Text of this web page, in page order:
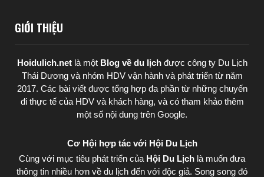
GIỚI THIỆU
Hoidulich.net là một Blog về du lịchđược công ty Du Lịch
Thái Dươngvà nhóm HDV vận hành và phát triển từ năm
2017. Các bài viết được tổng hợp đa phần từ những chuyến
đi thực tế của HDV và khách hàng, và có tham khảo thêm
một số nội dung trên Google.
Cơ Hội hợp tác với Hội Du Lịch
Cùng với mục tiêu phát triển của Hội Du Lịch là muốn đưa
thông tin nhiều hơn về du lịch đến với độc giả. Song song đó